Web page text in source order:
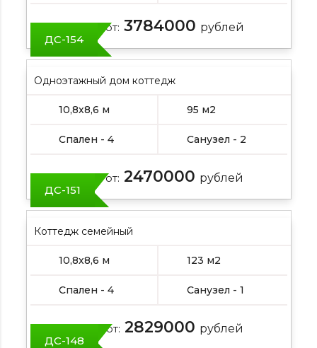
Цена от: 3784000 рублей
ДС-154
Одноэтажный дом коттедж
10,8х8,6 м 95 м2
Спален - 4 Санузел - 2
Цена от: 2470000 рублей
ДС-151
Коттедж семейный
10,8х8,6 м 123 м2
Спален - 4 Санузел - 1
Цена от: 2829000 рублей
ДС-148